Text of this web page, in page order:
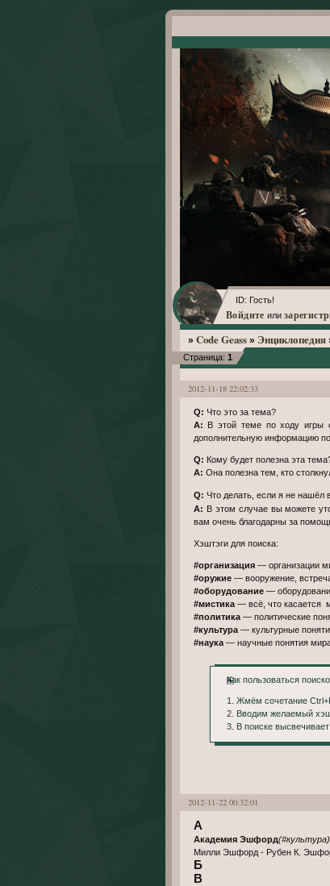
ID: Гость!
Войдите или
» Code Geass » Энциклопедия
Страница: 1
2012-11-18 22:02:33
Q: Что это за тема?
A: В этой теме по ходу игры
дополнительную информацию
Q: Кому будет полезна эта
A: Она полезна тем, кто
Q: Что делать, если я не нашёл
A: В этом случае вы можете
вам очень благодарны за
Хэштэги для поиска:
#организация— организации
#оружие— вооружение,
#оборудование—
#мистика— всё, что касается
#политика— политические
#культура— культурные
#наука— научные понятия
Как пользоваться
1. Жмём сочетание
2. Вводим желаемый
3. В поиске
2012-11-22 00:32:01
А
Академия Эшфорд(#культура)
Милли Эшфорд - Рубен К.
Б
В